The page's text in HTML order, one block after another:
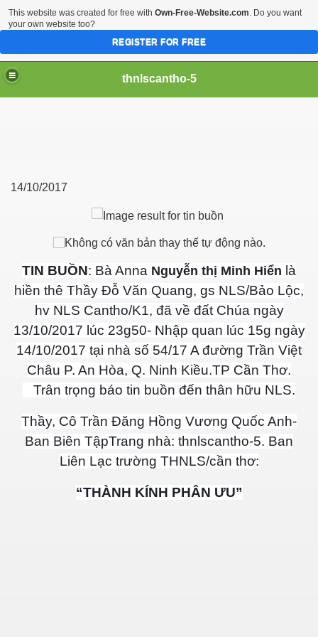
thnlscantho-5
14/10/2017
TIN BUỒN: Bà Anna Nguyễn thị Minh Hiển là
hiền thê Thầy Đỗ Văn Quang, gs NLS/Bảo Lộc,
hv NLS Cantho/K1, đã về đất Chúa ngày
13/10/2017 lúc 23g50- Nhập quan lúc 15g ngày
14/10/2017 tại nhà số 54/17 A đường Trần Việt
Châu P. An Hòa, Q. Ninh Kiều.TP Cần Thơ.
Trân trọng báo tin buồn đến thân hữu NLS.
Thầy, Cô Trần Đăng Hồng Vương Quốc Anh-
Ban Biên TậpTrang nhà: thnlscantho-5. Ban
Liên Lạc trường THNLS/cần thơ:
“THÀNH KÍNH PHÂN ƯU”
Giang
Duy Xuân
This website was created for free with Own-Free-Website.com. Do you want
your own website too?
REGISTER FOR FREE